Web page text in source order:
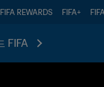
FIFA REWARDS FIFA+
FIFA